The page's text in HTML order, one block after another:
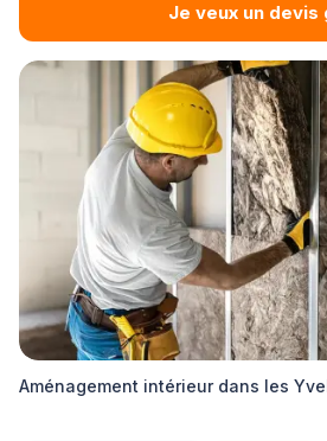
Je veux un devis
Aménagement intérieur dans les